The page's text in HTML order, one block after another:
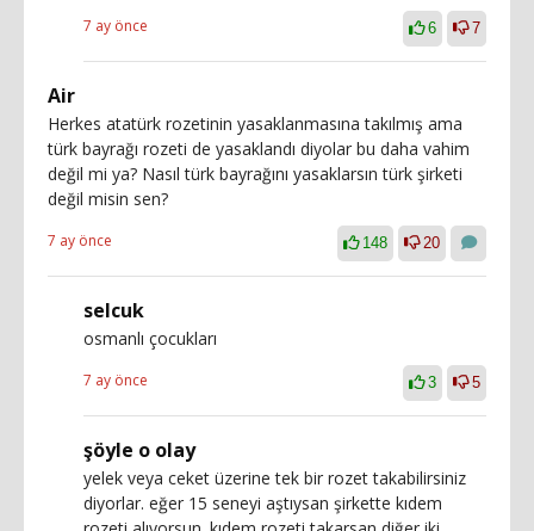
7 ay önce 6 7
Air
Herkes atatürk rozetinin yasaklanmasına takılmış ama
türk bayrağı rozeti de yasaklandı diyolar bu daha vahim
değil mi ya? Nasıl türk bayrağını yasaklarsın türk şirketi
değil misin sen?
7 ay önce 148 20
selcuk
osmanlı çocukları
7 ay önce 3 5
şöyle o olay
yelek veya ceket üzerine tek bir rozet takabilirsiniz
diyorlar. eğer 15 seneyi aştıysan şirkette kıdem